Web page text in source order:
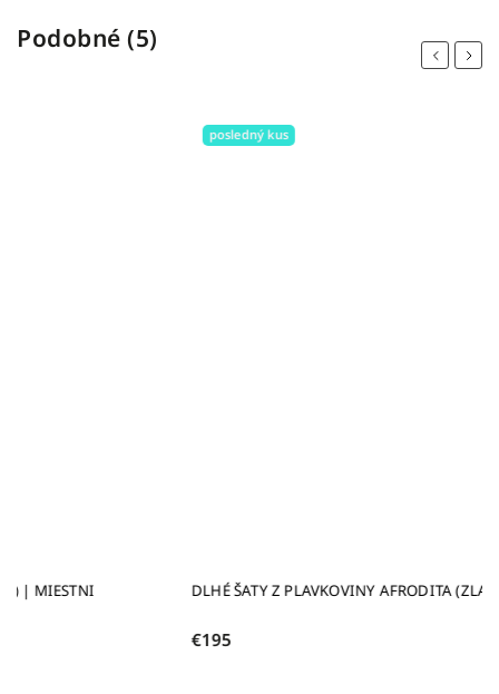
Podobné (5)
Previous
DLHÉ ŠATY Z PLAVKOVINY AFRODITA (ZLATÉ KVETY) | MIESTNI
Next